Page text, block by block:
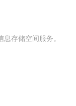
存储空间服务。